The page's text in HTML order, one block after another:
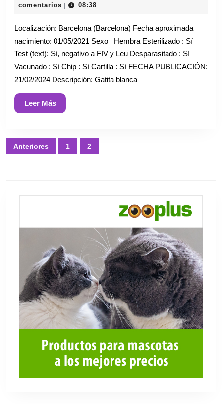
2024
comentarios | 08:38
Localización: Barcelona (Barcelona) Fecha aproximada
nacimiento: 01/05/2021 Sexo : Hembra Esterilizado : Sí
Test (text): Sí, negativo a FIV y Leu Desparasitado : Sí
Vacunado : Sí Chip : Sí Cartilla : Sí FECHA PUBLICACIÓN:
21/02/2024 Descripción: Gatita blanca
Leer MásLeer
Más
Paginación
de
Anteriores 1 2